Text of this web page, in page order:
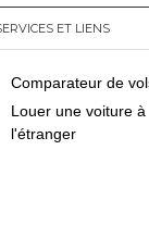
ET LIENS
Comparateur de
Louer une voiture à
l'étranger